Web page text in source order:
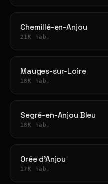
Chemillé-en-Anjou
21K hab.
Mauges-sur-Loire
18K hab.
Segré-en-Anjou Bleu
18K hab.
Orée d'Anjou
17K hab.